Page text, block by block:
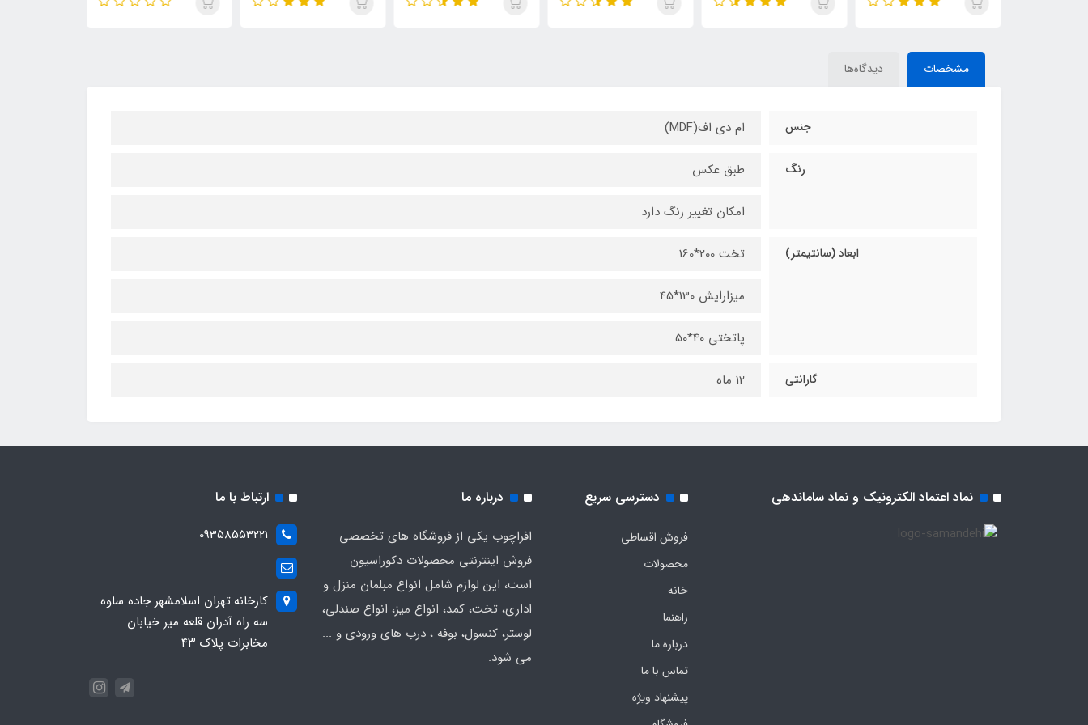
مشخصات دیدگاه‌ها
جنس ام دی اف(MDF)
رنگ طبق عکس
امکان تغییر رنگ دارد
ابعاد (سانتیمتر) تخت 200*160
میزارایش 130*45
پاتختی 40*50
گارانتی 12 ماه
نماد اعتماد الکترونیک و نماد ساماندهی دسترسی سریع
فروش اقساطی
محصولات
خانه
راهنما
درباره ما
تماس با ما
پیشنهاد ویژه
درباره ما
افراچوب یکی از فروشگاه های تخصصی
فروش اینترنتی محصولات دکوراسیون
است، این لوازم شامل انواع مبلمان منزل و
اداری، تخت، کمد، انواع میز، انواع صندلی،
لوستر، کنسول، بوفه ، درب های ورودی و ...
می شود.
ارتباط با ما
09358553221
کارخانه:تهران اسلامشهر جاده ساوه
سه راه آدران قلعه میر خیابان
مخابرات پلاک ۴۳